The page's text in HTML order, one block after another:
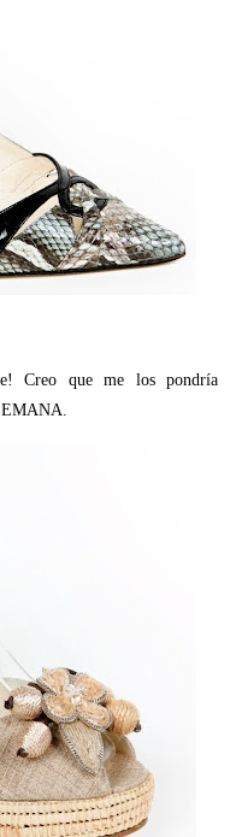
Creo que me los pondría